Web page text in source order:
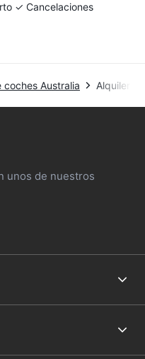
✓ Cancelaciones
coches Australia Alquiler
unos de nuestros